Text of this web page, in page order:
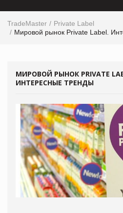
TradeMaster
Private Label
Мировой рынок Private Label.
МИРОВОЙ РЫНОК PRIVATE
ИНТЕРЕСНЫЕ ТРЕНДЫ